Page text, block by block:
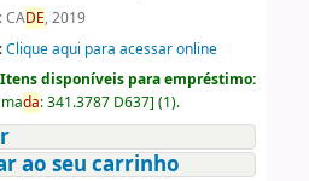
CADE, 2019
Clique aqui para acessar online
Itens disponíveis para empréstimo:
da:341.3787 D637] (1).
ao seu carrinho